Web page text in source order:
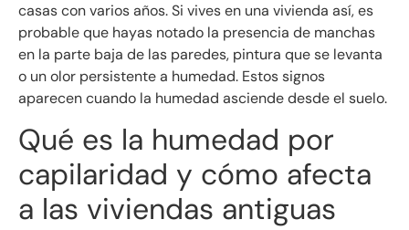
casas con varios años. Si vives en una vivienda así, es
probable que hayas notado la presencia de manchas
en la parte baja de las paredes, pintura que se levanta
o un olor persistente a humedad. Estos signos
aparecen cuando la humedad asciende desde el suelo.
Qué es la humedad por
capilaridad y cómo afecta
a las viviendas antiguas